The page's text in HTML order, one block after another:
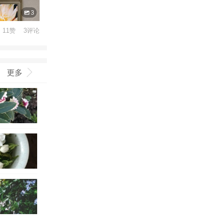
3
11赞 3评论
更多